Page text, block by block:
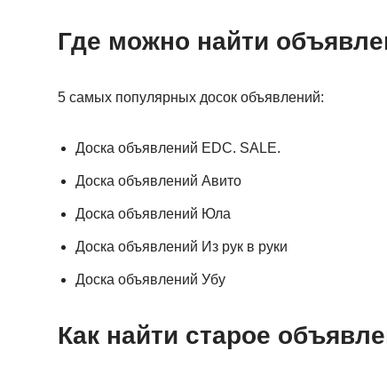
Где можно найти
5 самых популярных досок объявлений:
Доска объявлений EDC. SALE.
Доска объявлений Авито
Доска объявлений Юла
Доска объявлений Из рук в руки
Доска объявлений Убу
Как найти старое